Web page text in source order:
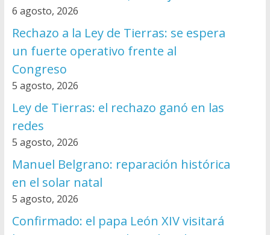
6 agosto, 2026
Rechazo a la Ley de Tierras: se espera
un fuerte operativo frente al
Congreso
5 agosto, 2026
Ley de Tierras: el rechazo ganó en las
redes
5 agosto, 2026
Manuel Belgrano: reparación histórica
en el solar natal
5 agosto, 2026
Confirmado: el papa León XIV visitará